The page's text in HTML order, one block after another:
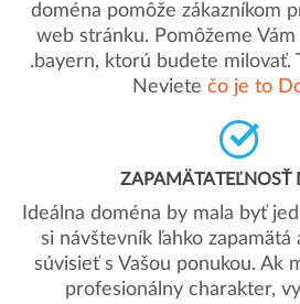
doména pomôže zákazníkom
web stránku. Pomôžeme
.bayern, ktorú budete milovať.
Neviete čo je to
ZAPAMÄTATEĽNOSŤ
Ideálna doména by mala byť
si návštevník ľahko zapamätá
súvisieť s Vašou ponukou. Ak
profesionálny charakter,